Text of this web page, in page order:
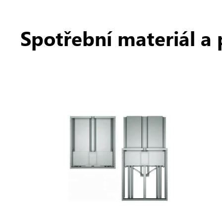
Spotřební materiál a